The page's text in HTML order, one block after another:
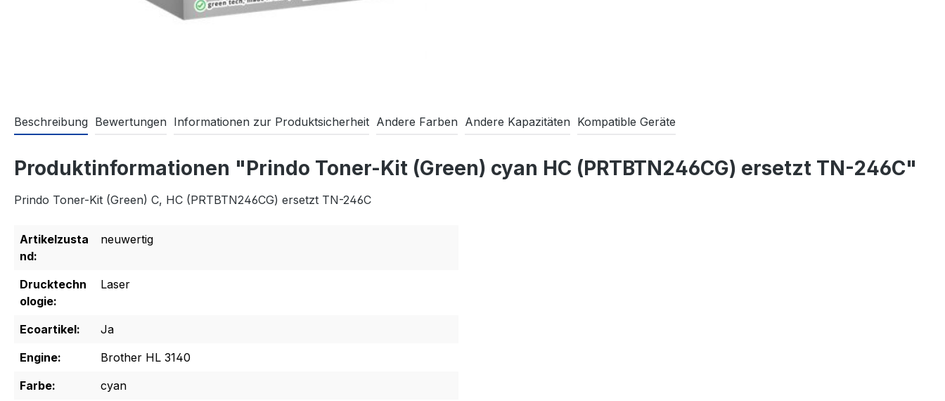
Beschreibung Bewertungen Informationen zur Produktsicherheit Andere Farben Andere Kapazitäten Kompatible Geräte
Produktinformationen "Prindo Toner-Kit (Green) cyan HC (PRTBTN246CG) ersetzt TN-246C"
Prindo Toner-Kit (Green) C, HC (PRTBTN246CG) ersetzt TN-246C
Artikelzusta
nd:
neuwertig
Drucktechn
ologie:
Laser
Ecoartikel:
Ja
Engine:
Brother HL 3140
Farbe:
cyan